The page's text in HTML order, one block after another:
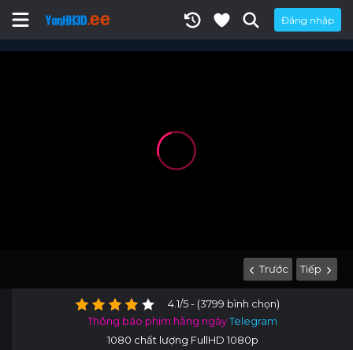
Đăng nhập
Trước Tiếp
4.1/5 - (3799 bình chọn)
Thông báo phim hằng ngàyTelegram
1080 chất lượng FullHD 1080p